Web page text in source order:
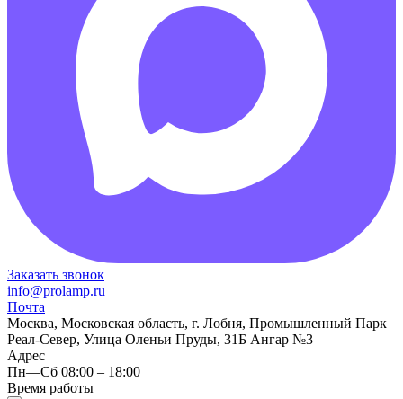
Заказать звонок
info@prolamp.ru
Почта
Москва, Московская область, г. Лобня, Промышленный Парк
Реал-Север, Улица Оленьи Пруды, 31Б Ангар №3
Адрес
Пн—Сб 08:00 – 18:00
Время работы